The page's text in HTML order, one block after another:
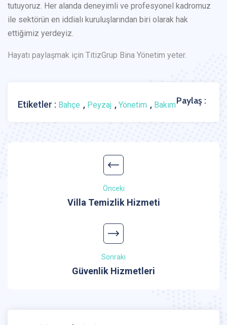
tutuyoruz. Her alanda deneyimli ve profesyonel kadromuz
ile sektörün en iddialı kuruluşlarından biri olarak hak
ettiğimiz yerdeyiz.
Hayatı paylaşmak için TitizGrup Bina Yönetim yeter.
Etiketler : Bahçe , Peyzaj , Yönetim , BakımPaylaş :
Önceki
Villa Temizlik Hizmeti
Sonraki
Güvenlik Hizmetleri